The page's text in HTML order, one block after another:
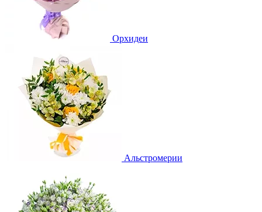
Орхидеи
Альстромерии